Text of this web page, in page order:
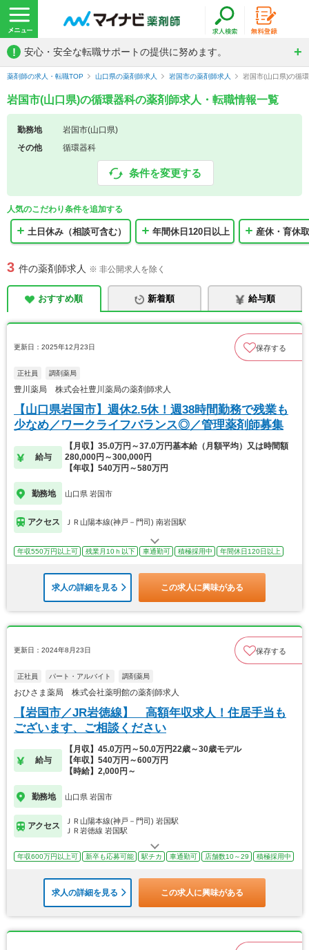
! 安心・安全な転職サポートの提供に努めます。
薬剤師の求人・転職TOP 山口県の薬剤師求人 岩国市の薬剤師求人 岩国市(山口県)の循
岩国市(山口県)の循環器科の薬剤師求人・転職情報一覧
勤務地
岩国市(山口県)
その他
循環器科
条件を変更する
人気のこだわり条件を追加する
土日休み（相談可含む） 年間休日120日以上 産休・育休
3 件の薬剤師求人 ※ 非公開求人を除く
おすすめ順 新着順 給与順
更新日：2025年12月23日 保存する
正社員 調剤薬局
豊川薬局 株式会社豊川薬局の薬剤師求人
【山口県岩国市】週休2.5休！週38時間勤務で残業も
少なめ／ワークライフバランス◎／管理薬剤師募集
給与
【月収】35.0万円～37.0万円基本給（月額平均）又は時間額
280,000円～300,000円
【年収】540万円～580万円
勤務地 山口県 岩国市
アクセス ＪＲ山陽本線(神戸－門司) 南岩国駅
年収550万円以上可 残業月10ｈ以下 車通勤可 積極採用中 年間休日120日以上
求人の詳細を見る この求人に興味がある
更新日：2024年8月23日 保存する
正社員 パート・アルバイト 調剤薬局
おひさま薬局 株式会社薬明館の薬剤師求人
【岩国市／JR岩徳線】 高額年収求人！住居手当も
ございます、ご相談ください
給与
【月収】45.0万円～50.0万円22歳～30歳モデル
【年収】540万円～600万円
【時給】2,000円～
勤務地 山口県 岩国市
アクセス
ＪＲ山陽本線(神戸－門司) 岩国駅
ＪＲ岩徳線 岩国駅
年収600万円以上可 新卒も応募可能 駅チカ 車通勤可 店舗数10～29 積極採用中
求人の詳細を見る この求人に興味がある